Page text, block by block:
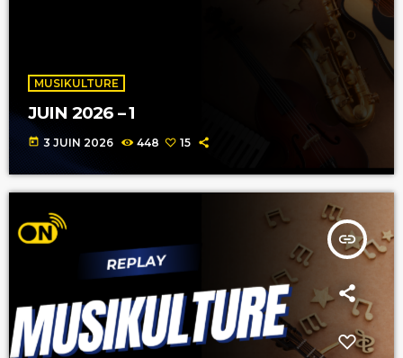
MUSIKULTURE
JUIN 2026 – 1
today 3 JUIN 2026 448 15
insert_link